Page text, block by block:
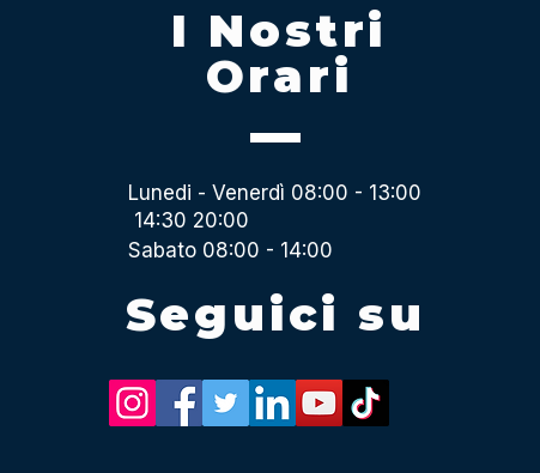
I Nostri
Orari
Lunedi - Venerdì 08:00 - 13:00
14:30 20:00
Sabato 08:00 - 14:00
Seguici su